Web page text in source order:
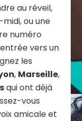
au réveil,
ou une
numéro
vers un
les
, Marseille,
qui ont déjà
vous
amicale et